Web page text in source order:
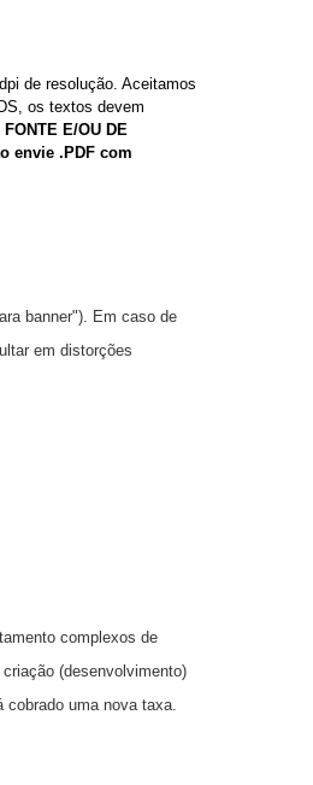
de resolução. Aceitamos
os textos devem
E/OU DE
envie .PDF com
banner"). Em caso de
em distorções
complexos de
(desenvolvimento)
uma nova taxa.